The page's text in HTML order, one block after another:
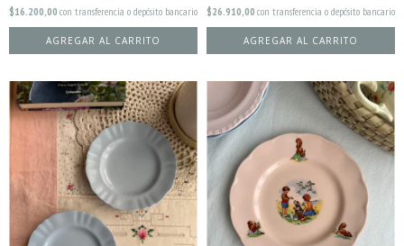
$16.200,00 con transferencia o depósito bancario $26.910,00 con transferencia o depósito bancario